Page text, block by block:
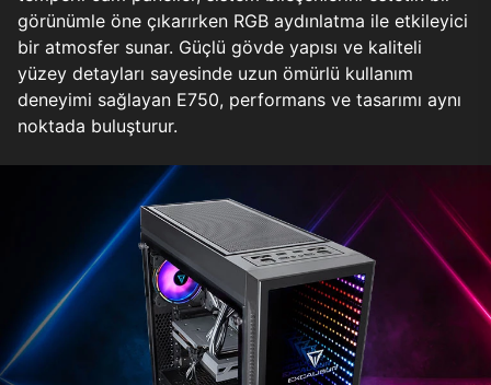
görünümle öne çıkarırken RGB aydınlatma ile etkileyici
bir atmosfer sunar. Güçlü gövde yapısı ve kaliteli
yüzey detayları sayesinde uzun ömürlü kullanım
deneyimi sağlayan E750, performans ve tasarımı aynı
noktada buluşturur.